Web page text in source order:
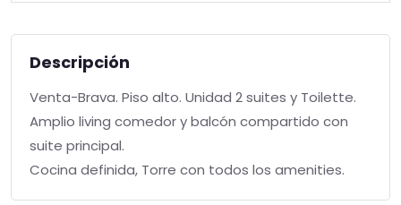
Descripción
Venta-Brava. Piso alto. Unidad 2 suites y Toilette.
Amplio living comedor y balcón compartido con
suite principal.
Cocina definida, Torre con todos los amenities.